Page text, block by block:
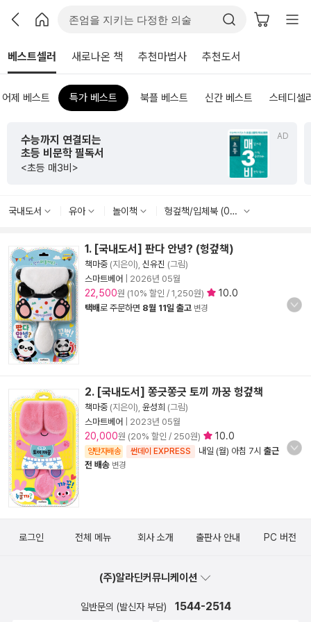
베스트셀러 새로나온 책 추천마법사 추천도서
어제 베스트 특가 베스트 북플 베스트 신간 베스트 스테디셀
AD
수능까지 연결되는
초등 비문학 필독서
<초등 매3비>
국내도서 유아 놀이책 헝겊책/입체북 (0-3세)
1. [국내도서] 판다 안녕? (헝겊책)
책마중 (지은이), 신유진 (그림)
스마트베어
2026년 05월
22,500원 (10% 할인 / 1,250원) 10.0
택배로 주문하면 8월 11일 출고 변경
2. [국내도서] 쫑긋쫑긋 토끼 까꿍 헝겊책
책마중 (지은이), 윤성희 (그림)
스마트베어
2023년 05월
20,000원 (20% 할인 / 250원) 10.0
양탄자배송 썬데이 EXPRESS 내일 (월) 아침 7시 출근
전 배송 변경
로그인 전체 메뉴 회사 소개 출판사 안내 PC 버전
(주)알라딘커뮤니케이션
일반문의 (발신자 부담) 1544-2514